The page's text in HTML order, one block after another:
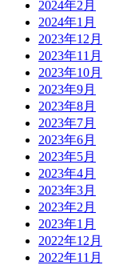
2024年2月
2024年1月
2023年12月
2023年11月
2023年10月
2023年9月
2023年8月
2023年7月
2023年6月
2023年5月
2023年4月
2023年3月
2023年2月
2023年1月
2022年12月
2022年11月